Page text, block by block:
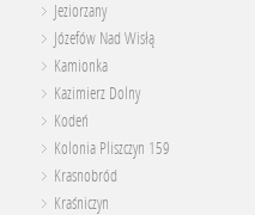
Jeziorzany
Józefów Nad Wisłą
Kamionka
Kazimierz Dolny
Kodeń
Kolonia Pliszczyn 159
Krasnobród
Kraśniczyn